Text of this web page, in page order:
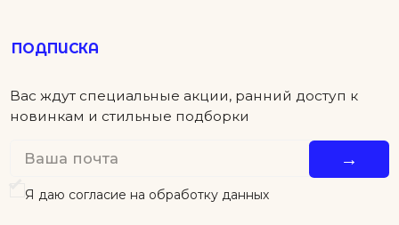
Новинки
Серьги Футболки
ПОКУПАТЕЛЯМ
КОНТАКТЫ